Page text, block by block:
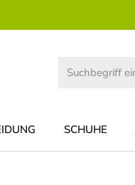
SCHUHE